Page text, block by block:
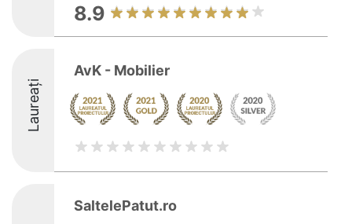
8.9
Laureați
AvK - Mobilier
SaltelePatut.ro